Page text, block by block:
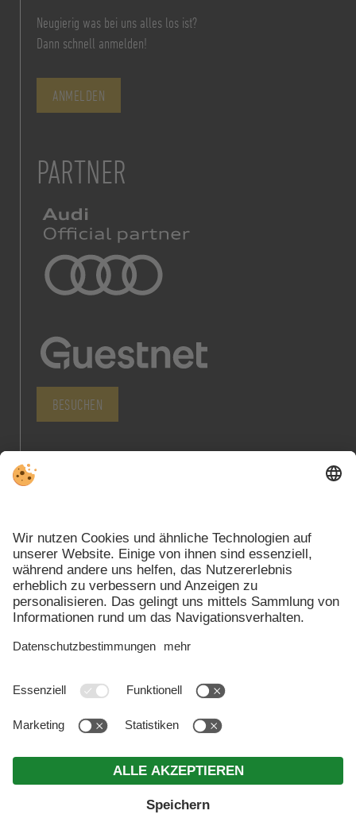
Neugierig was bei uns alles los ist?
Dann schnell anmelden!
ANMELDEN
PARTNER
BESUCHEN
MwSt.-Nr. IT00692740210 . CIN: IT021026B4U7NRPRJ2 .Impressum